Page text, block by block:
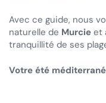
Avec ce guide, nous
naturelle de Murcie et
tranquillité de ses
Votre été